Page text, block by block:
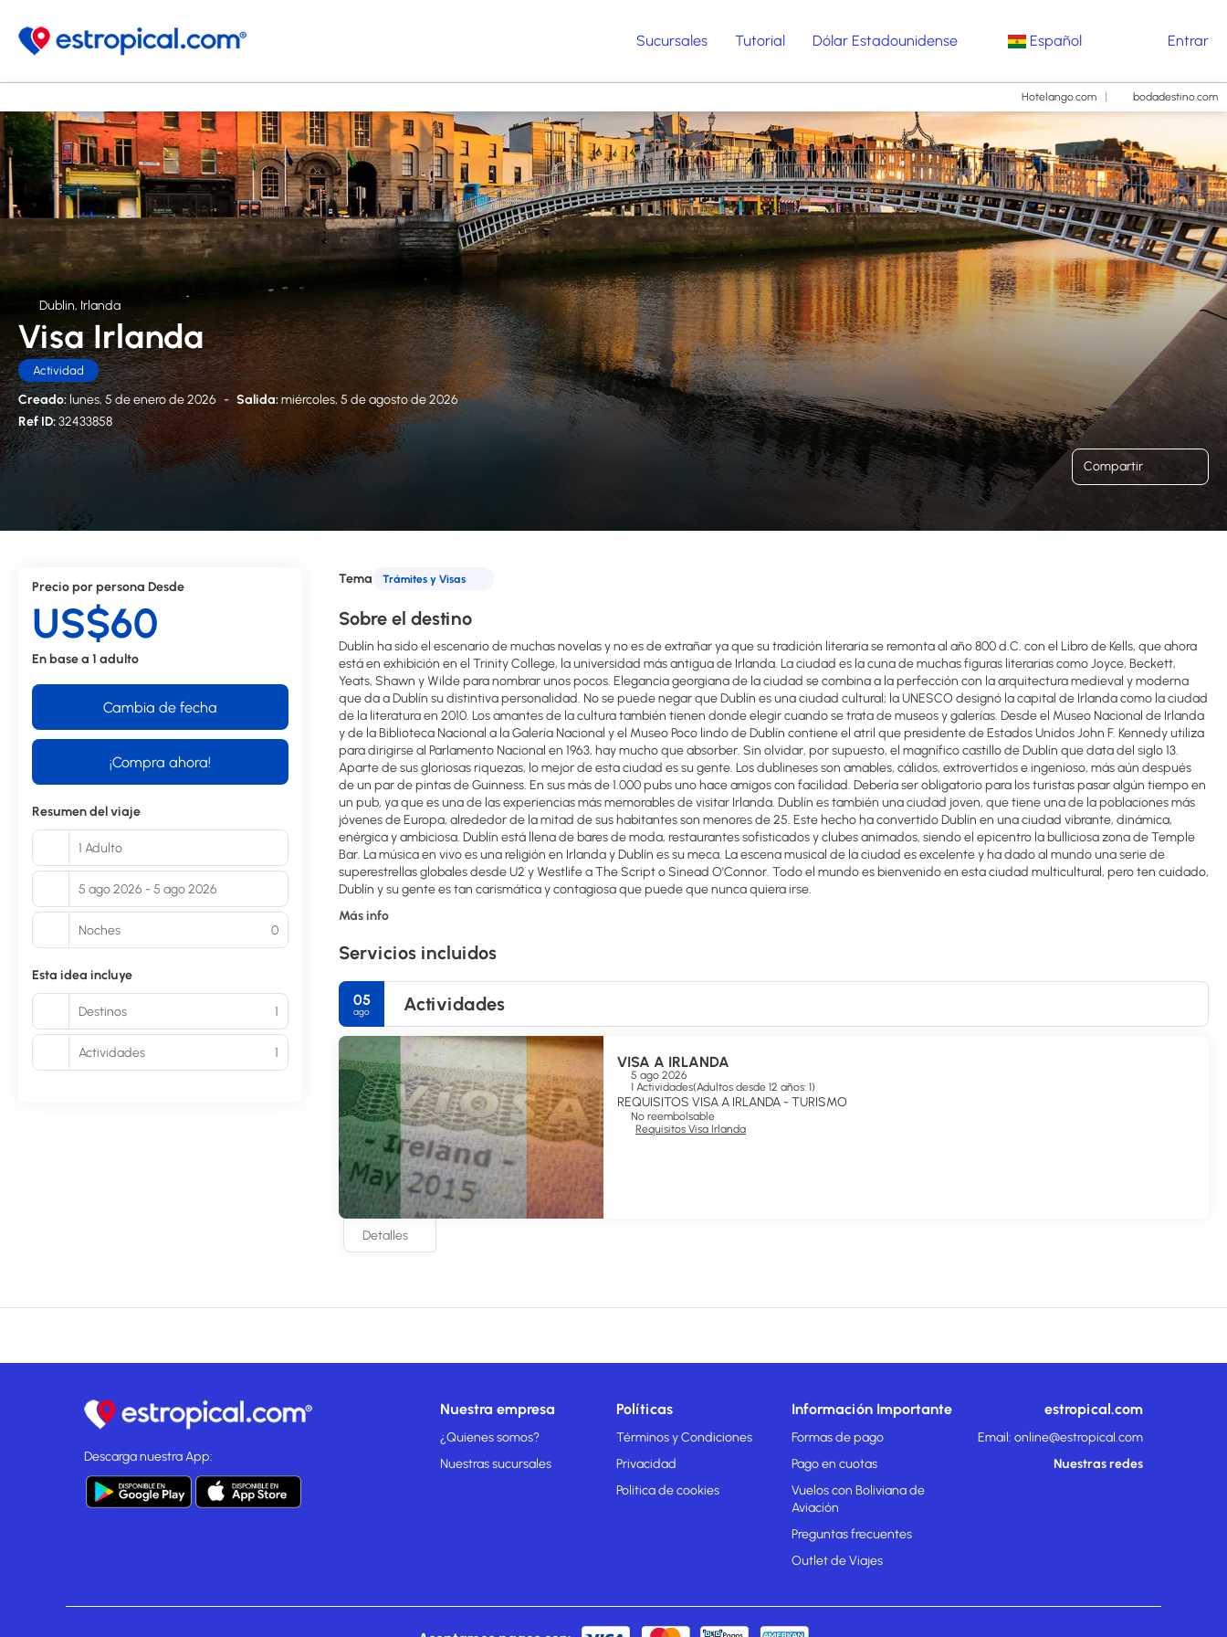
Sucursales Tutorial Dólar Estadounidense Español Entrar
Hotelango.com bodadestino.com
Dublin, Irlanda
Visa Irlanda
Actividad
Creado:lunes, 5 de enero de 2026 - Salida:miércoles, 5 de agosto de 2026
Ref ID:32433858
Compartir
Tema Trámites y Visas
Sobre el destino
Dublín ha sido el escenario de muchas novelas y no es de extrañar ya que su tradición literaria se remonta al año 800 d.C. con el Libro de Kells, que ahora
está en exhibición en el Trinity College, la universidad más antigua de Irlanda. La ciudad es la cuna de muchas figuras literarias como Joyce, Beckett,
Yeats, Shawn y Wilde para nombrar unos pocos. Elegancia georgiana de la ciudad se combina a la perfección con la arquitectura medieval y moderna
que da a Dublín su distintiva personalidad. No se puede negar que Dublín es una ciudad cultural; la UNESCO designó la capital de Irlanda como la ciudad
de la literatura en 2010. Los amantes de la cultura también tienen donde elegir cuando se trata de museos y galerías. Desde el Museo Nacional de Irlanda
y de la Biblioteca Nacional a la Galería Nacional y el Museo Poco lindo de Dublín contiene el atril que presidente de Estados Unidos John F. Kennedy utiliza
para dirigirse al Parlamento Nacional en 1963, hay mucho que absorber. Sin olvidar, por supuesto, el magnífico castillo de Dublín que data del siglo 13.
Aparte de sus gloriosas riquezas, lo mejor de esta ciudad es su gente. Los dublineses son amables, cálidos, extrovertidos e ingenioso, más aún después
de un par de pintas de Guinness. En sus más de 1.000 pubs uno hace amigos con facilidad. Debería ser obligatorio para los turistas pasar algún tiempo en
un pub, ya que es una de las experiencias más memorables de visitar Irlanda. Dublín es también una ciudad joven, que tiene una de la poblaciones más
jóvenes de Europa, alrededor de la mitad de sus habitantes son menores de 25. Este hecho ha convertido Dublín en una ciudad vibrante, dinámica,
enérgica y ambiciosa. Dublín está llena de bares de moda, restaurantes sofisticados y clubes animados, siendo el epicentro la bulliciosa zona de Temple
Bar. La música en vivo es una religión en Irlanda y Dublín es su meca. La escena musical de la ciudad es excelente y ha dado al mundo una serie de
superestrellas globales desde U2 y Westlife a The Script o Sinead O'Connor. Todo el mundo es bienvenido en esta ciudad multicultural, pero ten cuidado,
Dublín y su gente es tan carismática y contagiosa que puede que nunca quiera irse.
Más info
Servicios incluidos
05
ago Actividades
VISA A IRLANDA
5 ago 2026
1 Actividades(Adultos desde 12 años: 1)
REQUISITOS VISA A IRLANDA - TURISMO
No reembolsable
Requisitos Visa Irlanda
Detalles
Precio por persona Desde
US$60
En base a 1 adulto
Cambia de fecha
¡Compra ahora!
Resumen del viaje
1 Adulto
5 ago 2026 - 5 ago 2026
Noches 0
Esta idea incluye
Destinos 1
Actividades 1
Descarga nuestra App:
Nuestra empresa
¿Quienes somos?
Nuestras sucursales
Políticas
Términos y Condiciones
Privacidad
Politica de cookies
Información Importante
Formas de pago
Pago en cuotas
Vuelos con Boliviana de
Aviación
Preguntas frecuentes
Outlet de Viajes
estropical.com
Email: online@estropical.com
Nuestras redes